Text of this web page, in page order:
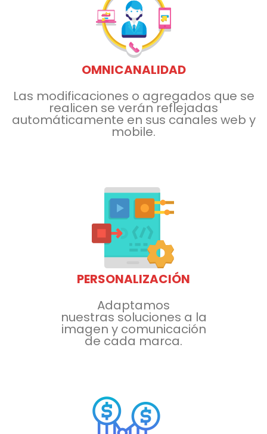
OMNICANALIDAD
Las modificaciones o agregados que se
realicen se veránreflejadas
automáticamente en sus canales web y
mobile.
PERSONALIZACIÓN
Adaptamos
nuestras soluciones a la
imagen y comunicación
de cada marca.